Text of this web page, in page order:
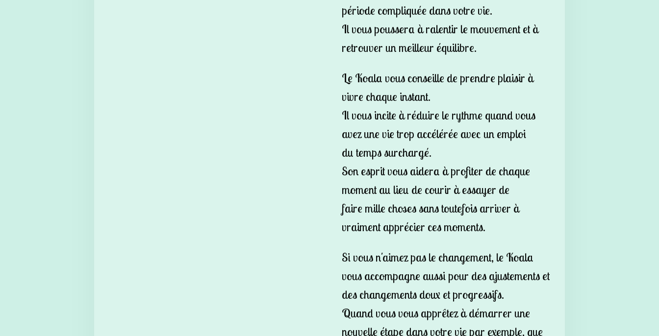
période compliquée dans votre vie.
Il vous poussera à ralentir le mouvement et à
retrouver un meilleur équilibre.
Le Koala vous conseille de prendre plaisir à
vivre chaque instant.
Il vous incite à réduire le rythme quand vous
avez une vie trop accélérée avec un emploi
du temps surchargé.
Son esprit vous aidera à profiter de chaque
moment au lieu de courir à essayer de
faire mille choses sans toutefois arriver à
vraiment apprécier ces moments.
Si vous n'aimez pas le changement, le Koala
vous accompagne aussi pour des ajustements et
des changements doux et progressifs.
Quand vous vous apprêtez à démarrer une
nouvelle étape dans votre vie par exemple, que